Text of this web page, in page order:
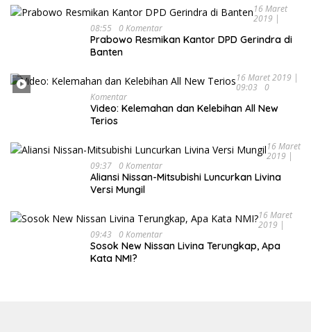
16 Maret
2019 |
08:55 0 Komentar
Prabowo Resmikan Kantor DPD Gerindra di
Banten
16 Maret 2019 |
09:03
0
Komentar
Video: Kelemahan dan Kelebihan All New
Terios
16 Maret
2019 |
09:37 0 Komentar
Aliansi Nissan-Mitsubishi Luncurkan Livina
Versi Mungil
16 Maret
2019 |
09:43
0 Komentar
Sosok New Nissan Livina Terungkap, Apa
Kata NMI?